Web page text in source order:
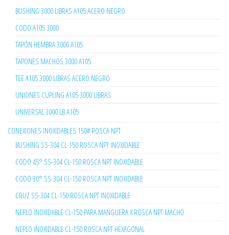
BUSHING 3000 LIBRAS A105 ACERO NEGRO
CODO A105 3000
TAPÓN HEMBRA 3000 A105
TAPONES MACHOS 3000 A105
TEE A105 3000 LIBRAS ACERO NEGRO
UNIONES CUPLING A105 3000 LIBRAS
UNIVERSAL 3000 LB A105
CONEXIONES INOXIDABLES 150# ROSCA NPT
BUSHING SS-304 CL-150 ROSCA NPT INOXIDABLE
CODO 45° SS-304 CL-150 ROSCA NPT INOXIDABLE
CODO 90° SS-304 CL-150 ROSCA NPT INOXIDABLE
CRUZ SS-304 CL-150 ROSCA NPT INOXIDABLE
NEPLO INOXIDABLE CL-150 PARA MANGUERA X ROSCA NPT MACHO
NEPLO INOXIDABLE CL-150 ROSCA NPT HEXAGONAL